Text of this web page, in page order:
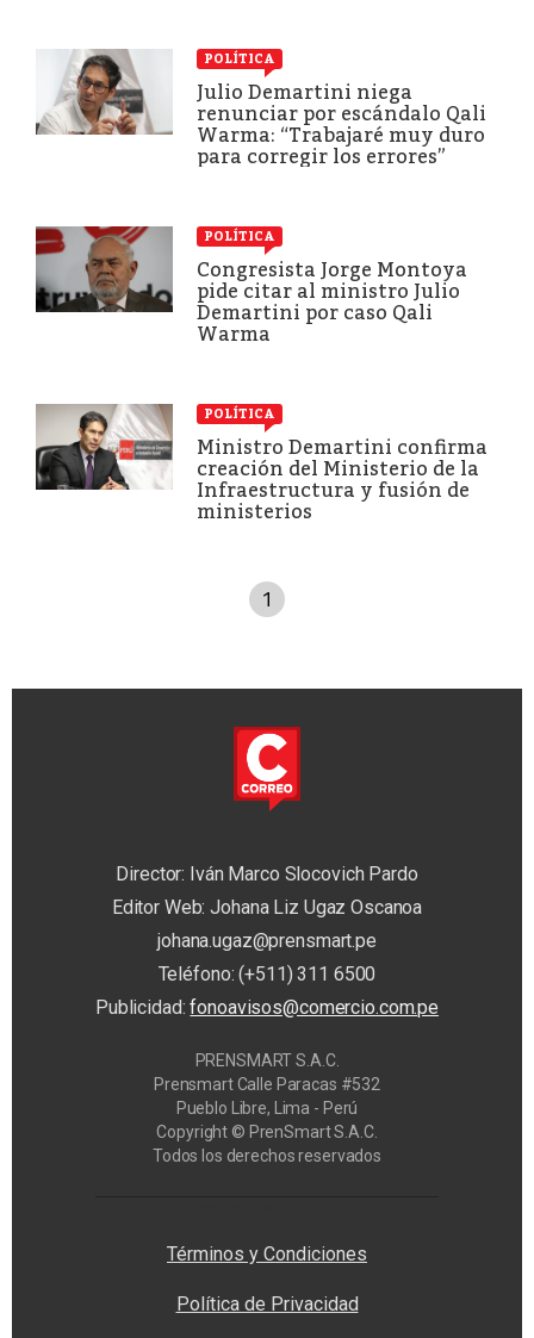
POLÍTICA
Julio Demartini niega
renunciar por escándalo Qali
Warma: “Trabajaré muy duro
para corregir los errores”
POLÍTICA
Congresista Jorge Montoya
pide citar al ministro Julio
Demartini por caso Qali
Warma
POLÍTICA
Ministro Demartini confirma
creación del Ministerio de la
Infraestructura y fusión de
ministerios
1
Director: Iván Marco Slocovich Pardo
Editor Web: Johana Liz Ugaz Oscanoa
johana.ugaz@prensmart.pe
Teléfono: (+511) 311 6500
Publicidad:fonoavisos@comercio.com.pe
PRENSMART S.A.C.
Prensmart Calle Paracas #532
Pueblo Libre, Lima - Perú
Copyright © PrenSmart S.A.C.
Todos los derechos reservados
Términos y Condiciones
Política de Privacidad